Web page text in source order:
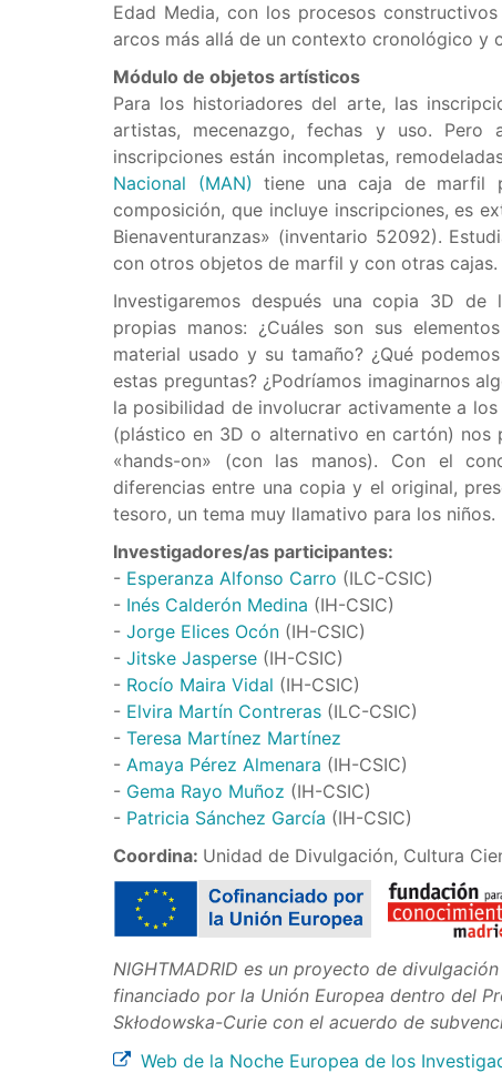
Edad Media, con los procesos
arcos más allá de un contexto cronológico y
Módulo de objetos artísticos
Para los historiadores del arte, las
artistas, mecenazgo, fechas y uso. Pero
inscripciones están incompletas,
Nacional (MAN) tiene una caja de marfil
composición, que incluye inscripciones, es
Bienaventuranzas» (inventario 52092).
con otros objetos de marfil y con otras cajas.
Investigaremos después una copia 3D de
propias manos: ¿Cuáles son sus
material usado y su tamaño? ¿Qué
estas preguntas? ¿Podríamos imaginarnos
la posibilidad de involucrar activamente a
(plástico en 3D o alternativo en cartón) nos
«hands-on» (con las manos). Con el
diferencias entre una copia y el original,
tesoro, un tema muy llamativo para los niños.
Investigadores/as participantes:
- Esperanza Alfonso Carro (ILC-CSIC)
- Inés Calderón Medina (IH-CSIC)
- Jorge Elices Ocón (IH-CSIC)
- Jitske Jasperse (IH-CSIC)
- Rocío Maira Vidal (IH-CSIC)
- Elvira Martín Contreras (ILC-CSIC)
- Teresa Martínez Martínez
- Amaya Pérez Almenara (IH-CSIC)
- Gema Rayo Muñoz (IH-CSIC)
- Patricia Sánchez García (IH-CSIC)
Coordina: Unidad de Divulgación, Cultura
NIGHTMADRID es un proyecto de
financiado por la Unión Europea dentro del
Skłodowska-Curie con el acuerdo de
Web de la Noche Europea de los